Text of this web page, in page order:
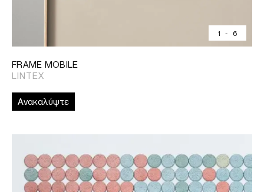
1 - 6
FRAME MOBILE
LINTEX
Ανακαλύψτε